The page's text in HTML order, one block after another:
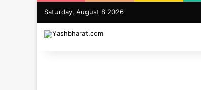
Saturday, August 8 2026